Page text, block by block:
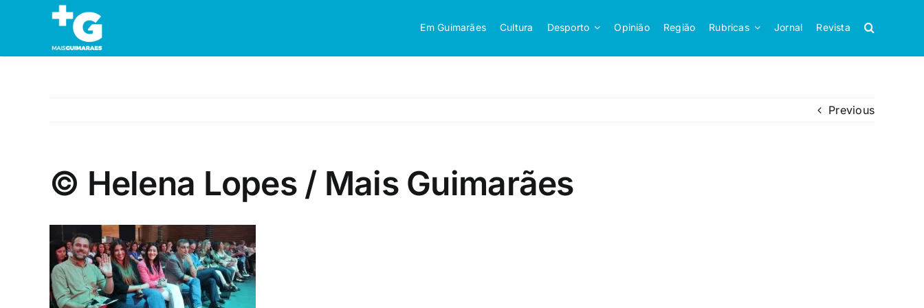
Em Guimarães Cultura Desporto Opinião Região Rubricas Jornal Revista
Previous
© Helena Lopes / Mais Guimarães